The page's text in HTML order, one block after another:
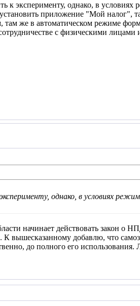
к эксперименту, однако, в условиях
приложение "Мой налог",
же в автоматическом режиме
с физическими
однако, в условиях
начинает действовать закон о
К вышесказанному добавлю, что
до полного его